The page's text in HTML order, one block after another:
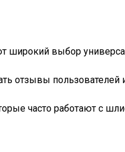
широкий выбор
отзывы пользователей
часто работают с